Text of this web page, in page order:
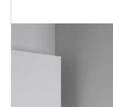
Поддоны